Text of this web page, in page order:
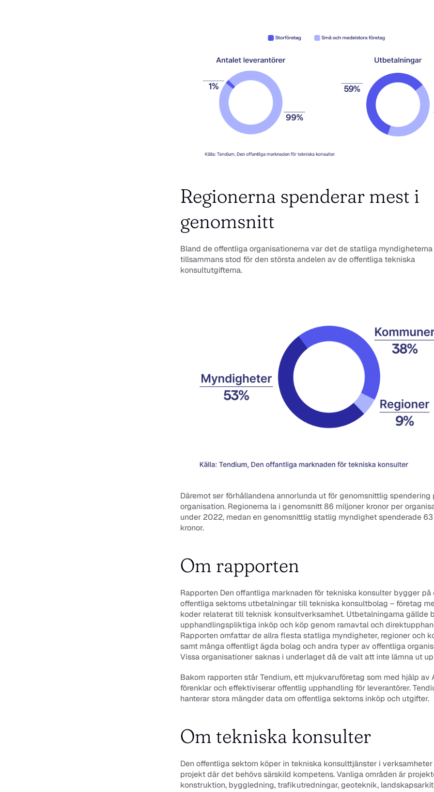
Regionerna spenderar mest i
genomsnitt
Bland de offentliga organisationerna var det de statliga myndigheterna
tillsammans stod för den största andelen av de offentliga tekniska
konsultutgifterna.
Däremot ser förhållandena annorlunda ut för genomsnittlig spendering
organisation. Regionerna la i genomsnitt 86 miljoner kronor per
under 2022, medan en genomsnittlig statlig myndighet spenderade
kronor.
Om rapporten
Rapporten Den offantliga marknaden för tekniska konsulter bygger på
offentliga sektorns utbetalningar till tekniska konsultbolag – företag
koder relaterat till teknisk konsultverksamhet. Utbetalningarna gällde
upphandlingspliktiga inköp och köp genom ramavtal och
Rapporten omfattar de allra flesta statliga myndigheter, regioner och
samt många offentligt ägda bolag och andra typer av offentliga
Vissa organisationer saknas i underlaget då de valt att inte lämna ut
Bakom rapporten står Tendium, ett mjukvaruföretag som med hjälp av
förenklar och effektiviserar offentlig upphandling för leverantörer.
hanterar stora mängder data om offentliga sektorns inköp och utgifter.
Om tekniska konsulter
Den offentliga sektorn köper in tekniska konsulttjänster i
projekt där det behövs särskild kompetens. Vanliga områden är
konstruktion, byggledning, trafikutredningar, geoteknik,